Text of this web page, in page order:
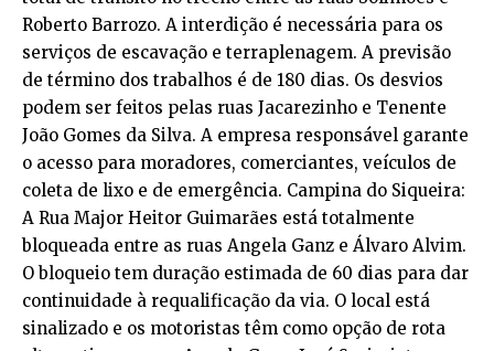
Roberto Barrozo. A interdição é necessária para os
serviços de escavação e terraplenagem. A previsão
de término dos trabalhos é de 180 dias. Os desvios
podem ser feitos pelas ruas Jacarezinho e Tenente
João Gomes da Silva. A empresa responsável garante
o acesso para moradores, comerciantes, veículos de
coleta de lixo e de emergência. Campina do Siqueira:
A Rua Major Heitor Guimarães está totalmente
bloqueada entre as ruas Angela Ganz e Álvaro Alvim.
O bloqueio tem duração estimada de 60 dias para dar
continuidade à requalificação da via. O local está
sinalizado e os motoristas têm como opção de rota